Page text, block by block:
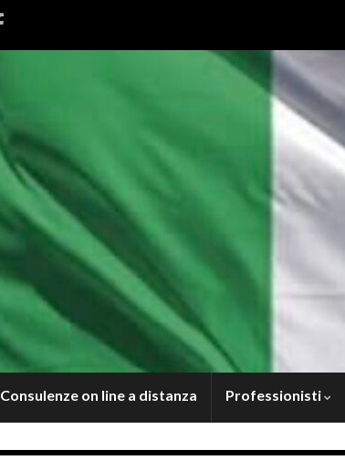
Consulenze on line a distanza Professionisti